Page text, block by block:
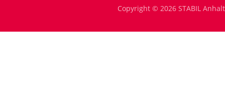
Copyright © 2026 STABIL